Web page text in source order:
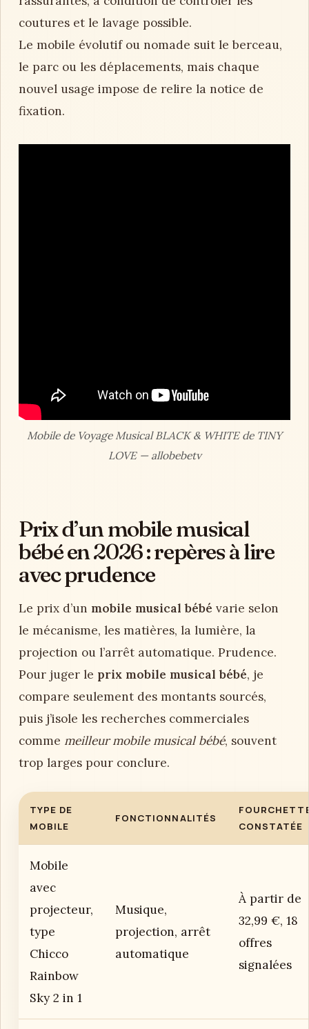
coutures et le lavage possible.
Le mobile évolutif ou nomade suit le berceau,
le parc ou les déplacements, mais chaque
nouvel usage impose de relire la notice de
fixation.
Mobile de Voyage Musical BLACK & WHITE de TINY
LOVE — allobebetv
Prix d’un mobile musical
bébé en 2026 : repères à lire
avec prudence
Le prix d’un mobile musical bébé varie selon
le mécanisme, les matières, la lumière, la
projection ou l’arrêt automatique. Prudence.
Pour juger le prix mobile musical bébé, je
compare seulement des montants sourcés,
puis j’isole les recherches commerciales
comme meilleur mobile musical bébé, souvent
trop larges pour conclure.
TYPE DE
MOBILE
FONCTIONNALITÉS
CONSTATÉE
Mobile
avec
projecteur,
type
Chicco
Rainbow
Sky 2 in 1
Musique,
projection, arrêt
automatique
À partir de
32,99 €, 18
offres
signalées